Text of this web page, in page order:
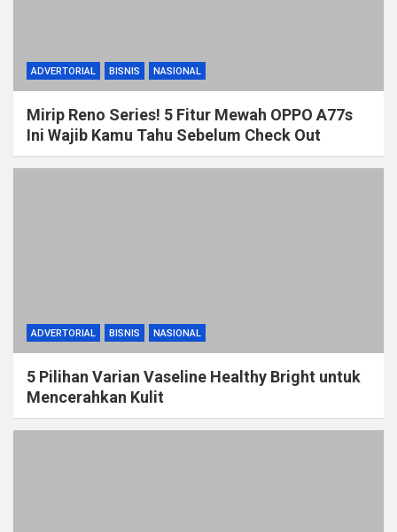
ADVERTORIAL BISNIS NASIONAL
Mirip Reno Series! 5 Fitur Mewah OPPO A77s
Ini Wajib Kamu Tahu Sebelum Check Out
ADVERTORIAL BISNIS NASIONAL
5 Pilihan Varian Vaseline Healthy Bright untuk
Mencerahkan Kulit